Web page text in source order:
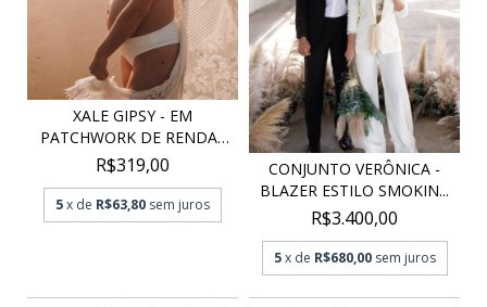
XALE GIPSY - EM
PATCHWORK DE RENDAS
CHAN...
R$319,00
5x de R$63,80 sem juros
CONJUNTO VERÔNICA -
BLAZER ESTILO SMOKIN...
R$3.400,00
5 x de R$680,00 sem juros